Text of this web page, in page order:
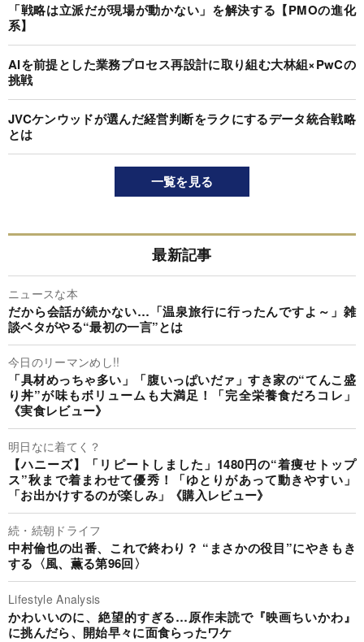
「戦略は立派だが現場が動かない」を解決する【PMOの進化
系】
AIを前提とした業務プロセス再設計に取り組む大林組×PwCの
挑戦
JVCケンウッドが選んだ経営判断をラクにするデータ統合戦略
とは
一覧を見る
最新記事
ニュースな本
だから会話が続かない…「温泉旅行に行ったんですよ～」雑
談ベタがやる“最初の一言”とは
今日のリーマンめし!!
「具材めっちゃ多い」「腹いっぱいだァ」すき家の“てんこ盛
り丼”が味もボリュームも大満足！「完全栄養食だろコレ」
《実食レビュー》
明日なに着てく？
【ハニーズ】「リピートしました」1480円の“着痩せトップ
ス”秋まで着まわせて優秀！「ゆとりがあって動きやすい」
「お出かけするのが楽しみ」《購入レビュー》
続・続朝ドライフ
中村倫也の出番、これで終わり？ “まさかの役目”にやきもき
する〈風、薫る第96回〉
Lifestyle Analysis
かわいいのに、絶望的すぎる…原作未読で『映画ちいかわ』
に挑んだら、開始早々に面食らったワケ